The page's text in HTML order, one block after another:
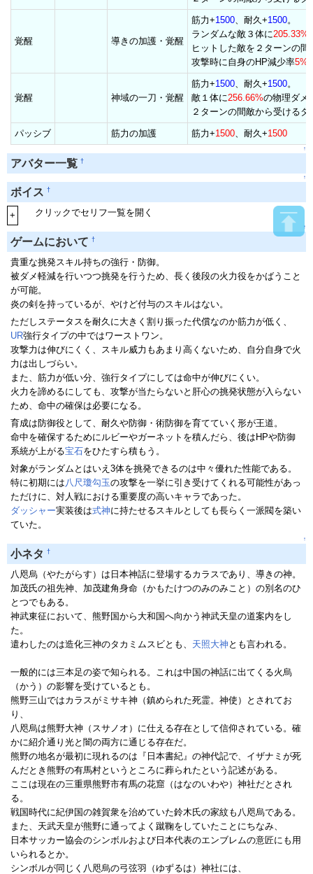
覚醒 導きの加護・覚醒
筋力+1500、耐久+1500。
ランダムな敵３体に205.33%
ヒットした敵を２ターンの間
攻撃時に自身のHP減少率5%
覚醒 神域の一刀・覚醒
筋力+1500、耐久+1500。
敵１体に256.66%の物理ダメ
２ターンの間敵から受けるダ
パッシブ 筋力の加護 筋力+1500、耐久+1500
↑
アバター一覧 †
↑
ボイス †
+ クリックでセリフ一覧を開く
↑
ゲームにおいて †
貴重な挑発スキル持ちの強行・防御。
被ダメ軽減を行いつつ挑発を行うため、長く後段の火力役をかばうこと
が可能。
炎の剣を持っているが、やけど付与のスキルはない。
ただしステータスを耐久に大きく割り振った代償なのか筋力が低く、
UR強行タイプの中ではワーストワン。
攻撃力は伸びにくく、スキル威力もあまり高くないため、自分自身で火
力は出しづらい。
また、筋力が低い分、強行タイプにしては命中が伸びにくい。
火力を諦めるにしても、攻撃が当たらないと肝心の挑発状態が入らない
ため、命中の確保は必要になる。
育成は防御役として、耐久や防御・術防御を育てていく形が王道。
命中を確保するためにルビーやガーネットを積んだら、後はHPや防御
系統が上がる宝石をひたすら積もう。
対象がランダムとはいえ3体を挑発できるのは中々優れた性能である。
特に初期には八尺瓊勾玉の攻撃を一挙に引き受けてくれる可能性があっ
ただけに、対人戦における重要度の高いキャラであった。
ダッシャー実装後は式神に持たせるスキルとしても長らく一派閥を築い
ていた。
↑
小ネタ †
八咫烏（やたがらす）は日本神話に登場するカラスであり、導きの神。
加茂氏の祖先神、加茂建角身命（かもたけつのみのみこと）の別名のひ
とつでもある。
神武東征において、熊野国から大和国へ向かう神武天皇の道案内をし
た。
遣わしたのは造化三神のタカミムスビとも、 天照大神 とも言われる。
一般的には三本足の姿で知られる。これは中国の神話に出てくる火烏
（かう）の影響を受けているとも。
熊野三山ではカラスがミサキ神（鎮められた死霊。神使）とされてお
り、
八咫烏は熊野大神（スサノオ）に仕える存在として信仰されている。確
かに紹介通り光と闇の両方に通じる存在だ。
熊野の地名が最初に現れるのは『日本書紀』の神代記で、イザナミが死
んだとき熊野の有馬村というところに葬られたという記述がある。
ここは現在の三重県熊野市有馬の花窟（はなのいわや）神社だとされ
る。
戦国時代に紀伊国の雑賀衆を治めていた鈴木氏の家紋も八咫烏である。
また、天武天皇が熊野に通ってよく蹴鞠をしていたことにちなみ、
日本サッカー協会のシンボルおよび日本代表のエンブレムの意匠にも用
いられるとか。
シンボルが同じく八咫烏の弓弦羽（ゆずるは）神社には、